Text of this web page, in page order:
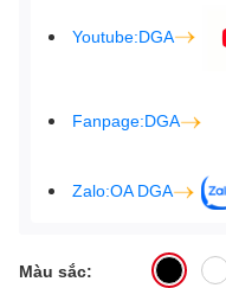
Youtube:DGA
Fanpage:DGA
Zalo:OA DGA
Màu sắc: